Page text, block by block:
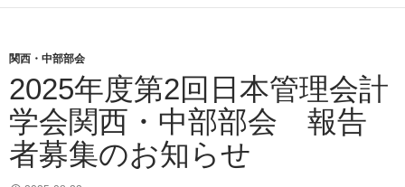
関西・中部部会
2025年度第2回日本管理会計
学会関西・中部部会 報告
者募集のお知らせ